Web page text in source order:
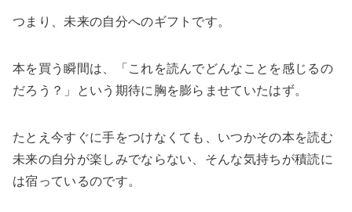
つまり、未来の自分へのギフトです。
本を買う瞬間は、「これを読んでどんなことを感じるの
だろう？」という期待に胸を膨らませていたはず。
たとえ今すぐに手をつけなくても、いつかその本を読む
未来の自分が楽しみでならない、そんな気持ちが積読に
は宿っているのです。